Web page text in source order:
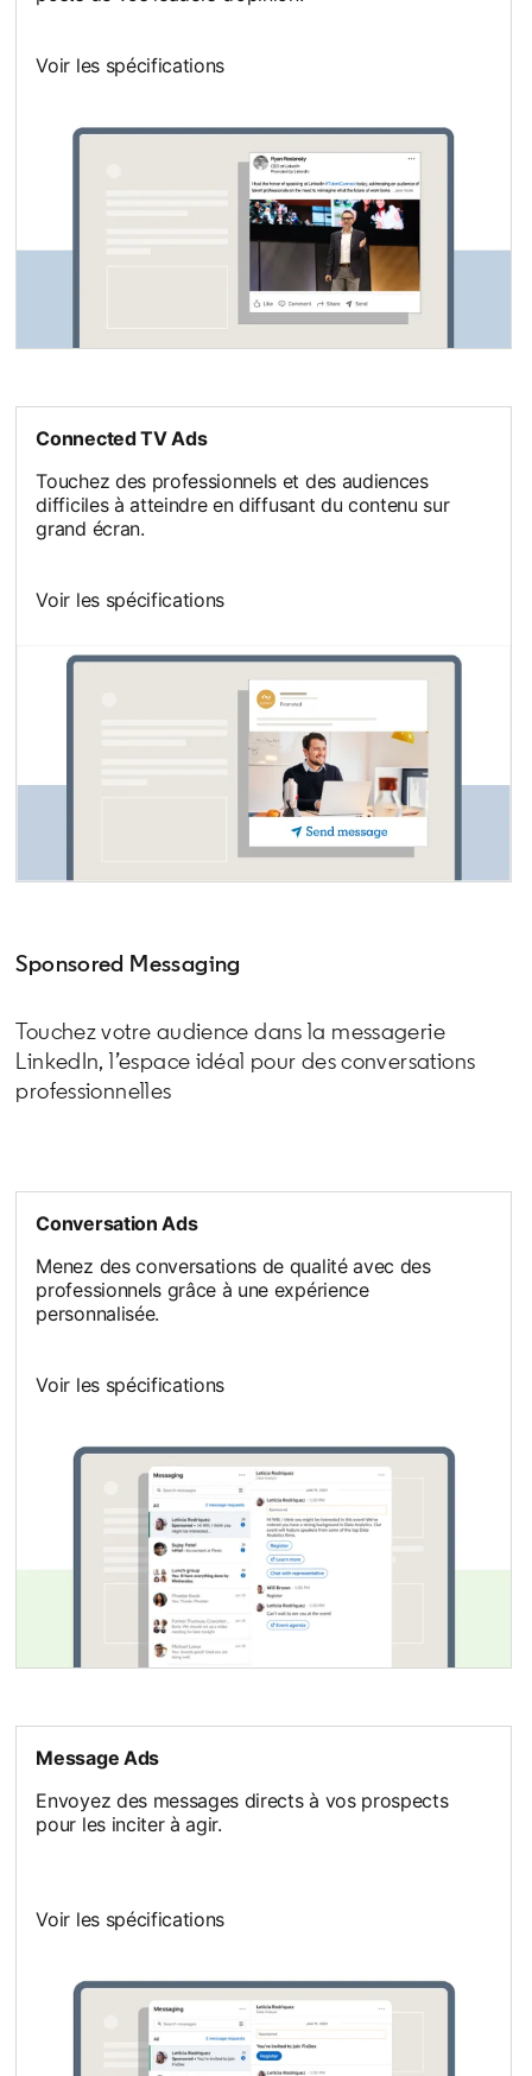
Voir les spécifications
Connected TV Ads
Touchez des professionnels et des audiences
difficiles à atteindre en diffusant du contenu sur
grand écran.
Voir les spécifications
Sponsored Messaging
Touchez votre audience dans la messagerie
LinkedIn, l’espace idéal pour des conversations
professionnelles
Conversation Ads
Menez des conversations de qualité avec des
professionnels grâce à une expérience
personnalisée.
Voir les spécifications
Message Ads
Envoyez des messages directs à vos prospects
pour les inciter à agir.
Voir les spécifications